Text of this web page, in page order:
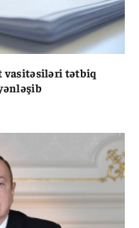
vasitəsiləri tətbiq